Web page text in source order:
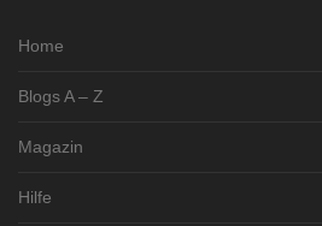
Home
Blogs A – Z
Magazin
Hilfe